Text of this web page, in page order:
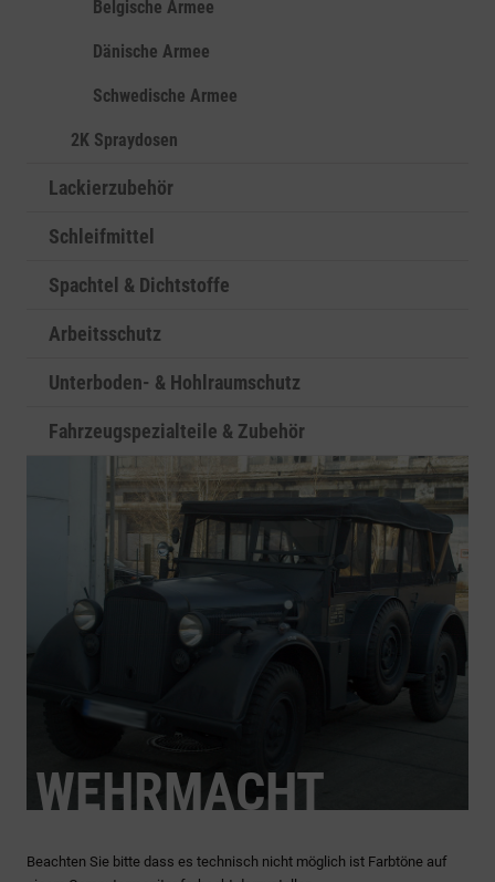
Belgische Armee
Dänische Armee
Schwedische Armee
2K Spraydosen
Lackierzubehör
Schleifmittel
Spachtel & Dichtstoffe
Arbeitsschutz
Unterboden- & Hohlraumschutz
Fahrzeugspezialteile & Zubehör
WEHRMACHT
Beachten Sie bitte dass es technisch nicht möglich ist Farbtöne auf